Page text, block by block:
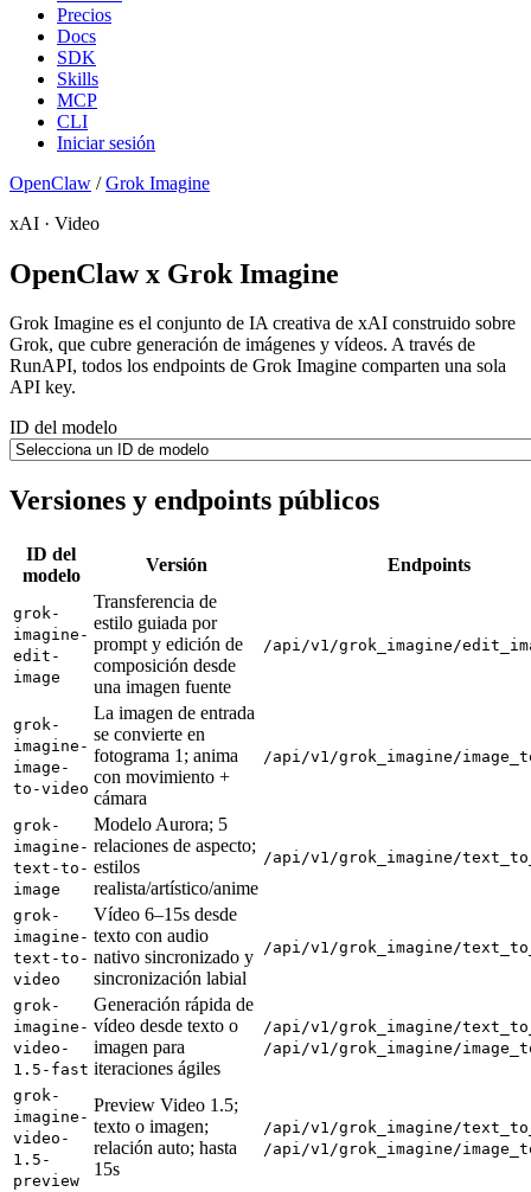
Precios
Docs
SDK
Skills
MCP
CLI
Iniciar sesión
OpenClaw /Grok Imagine
xAI · Video
OpenClaw x Grok Imagine
Grok Imagine es el conjunto de IA creativa de xAI construido sobre
Grok, que cubre generación de imágenes y vídeos. A través de
RunAPI, todos los endpoints de Grok Imagine comparten una sola
API key.
ID del modelo
Versiones y endpoints públicos
ID del
modelo
Versión Endpoints
grok-
imagine-
edit-
image
Transferencia de
estilo guiada por
prompt y edición de
composición desde
una imagen fuente
/api/v1/grok_imagine/
grok-
imagine-
image-
to-video
La imagen de entrada
se convierte en
fotograma 1; anima
con movimiento +
cámara
/api/v1/grok_imagine/
grok-
imagine-
text-to-
image
Modelo Aurora; 5
relaciones de aspecto;
estilos
realista/artístico/anime
/api/v1/grok_imagine/
grok-
imagine-
text-to-
video
Vídeo 6–15s desde
texto con audio
nativo sincronizado y
sincronización labial
/api/v1/grok_imagine/
grok-
imagine-
video-
1.5-fast
Generación rápida de
vídeo desde texto o
imagen para
iteraciones ágiles
/api/v1/grok_imagine/
/api/v1/grok_imagine/
grok-
imagine-
video-
1.5-
preview
Preview Video 1.5;
texto o imagen;
relación auto; hasta
15s
/api/v1/grok_imagine/
/api/v1/grok_imagine/